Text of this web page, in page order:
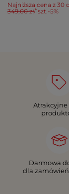
Najniższa cena z 30
349,00 zł/1szt.-5%
Atrakcyjne
Darmowa
dla zamówień